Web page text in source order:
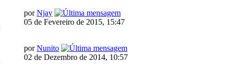
porNjay
05 de Fevereiro de 2015, 15:47
porNunito
02 de Dezembro de 2014, 10:57